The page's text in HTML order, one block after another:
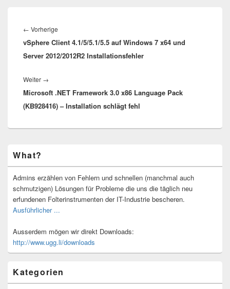
← Vorherige
Beitrag:
vSphere Client 4.1/5/5.1/5.5 auf Windows 7 x64 und
Server 2012/2012R2 Installationsfehler
Weiter →
Beitrag:
Microsoft .NET Framework 3.0 x86 Language Pack
(KB928416) – Installation schlägt fehl
Seitenleisten-
Widgetbereich
What?
Admins erzählen von Fehlern und schnellen (manchmal auch
schmutzigen) Lösungen für Probleme die uns die täglich neu
erfundenen Folterinstrumenten der IT-Industrie bescheren.
Ausführlicher ...
Ausserdem mögen wir direkt Downloads:
http://www.ugg.li/downloads
Kategorien